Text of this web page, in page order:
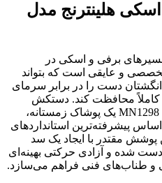
هلینترنج مدل
برفی و اسکی در
تخصصی و عایقی است که بتواند
دست را در برابر سرمای
کاملاً محافظت کند. دستکش
کوهنوردی و اسکی هلینترنج مدل MN1298 یک پوشاک زمستانه،
پیشرفته‌ترین استانداردهای
مقتدر با ایجاد یک سد
شده و آزادی حرکتی بهینه‌ای
و طناب‌های فنی فراهم می‌سازد.